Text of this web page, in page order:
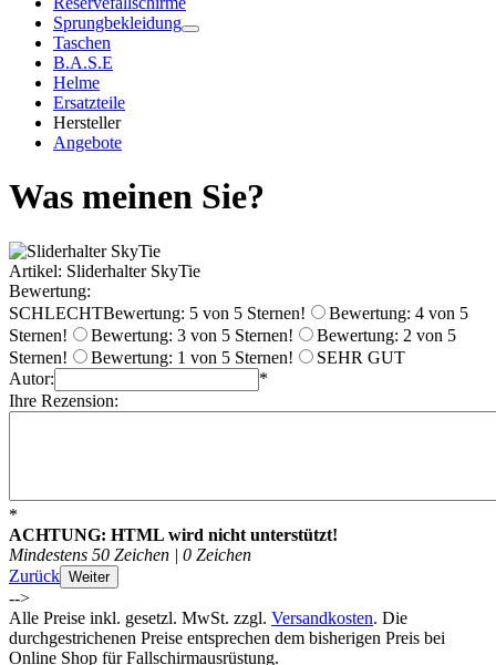
Sprungbekleidung
Taschen
B.A.S.E
Helme
Ersatzteile
Hersteller
Angebote
Was meinen Sie?
Artikel: Sliderhalter SkyTie
Bewertung:
SCHLECHTBewertung: 5 von 5 Sternen!
Bewertung: 4 von 5
Sternen!
Bewertung: 3 von 5 Sternen!
Bewertung: 2 von 5
Sternen!
Bewertung: 1 von 5 Sternen!
SEHR GUT
Autor:
*
Ihre Rezension:
*
ACHTUNG: HTML wird nicht unterstützt!
Mindestens 50 Zeichen | 0 Zeichen
Zurück Weiter
-->
Alle Preise inkl. gesetzl. MwSt. zzgl. Versandkosten. Die
durchgestrichenen Preise entsprechen dem bisherigen Preis bei
Online Shop für Fallschirmausrüstung.